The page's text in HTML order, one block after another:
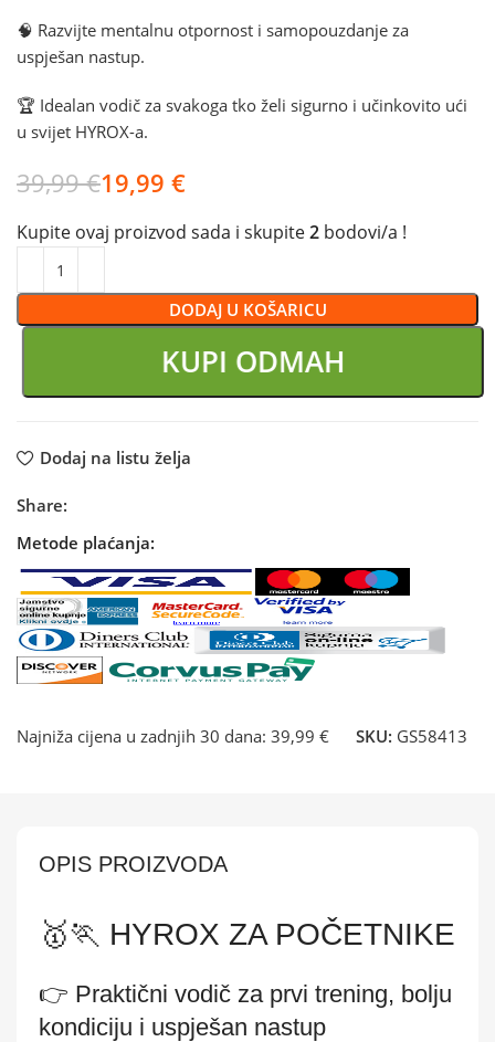
🧠 Razvijte mentalnu otpornost i samopouzdanje za
uspješan nastup.
🏆 Idealan vodič za svakoga tko želi sigurno i učinkovito ući
u svijet HYROX-a.
39,99€19,99 €
Kupite ovaj proizvod sada i skupite2 bodovi/a !
DODAJ U KOŠARICU
KUPI ODMAH
Dodaj na listu želja
Share:
Metode plaćanja:
Najniža cijena u zadnjih 30 dana: 39,99 € SKU: GS58413
OPIS PROIZVODA
🥇🏃 HYROX ZA POČETNIKE
👉 Praktični vodič za prvi trening, bolju
kondiciju i uspješan nastup